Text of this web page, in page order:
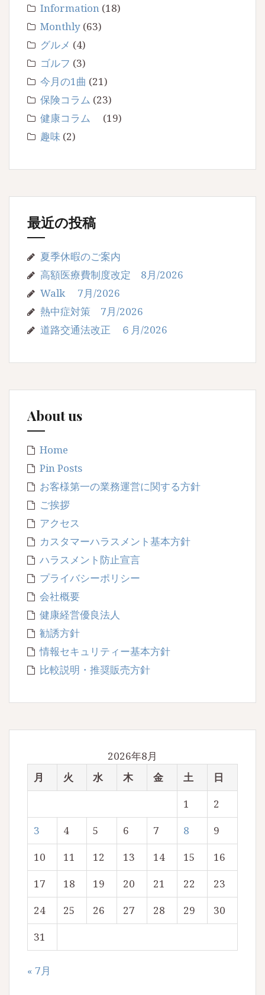
Information (18)
Monthly (63)
グルメ (4)
ゴルフ (3)
今月の1曲 (21)
保険コラム (23)
健康コラム
(19)
趣味 (2)
最近の投稿
夏季休暇のご案内
高額医療費制度改定 8月/2026
Walk 7月/2026
熱中症対策 7月/2026
道路交通法改正 ６月/2026
About us
Home
Pin Posts
お客様第一の業務運営に関する方針
ご挨拶
アクセス
カスタマーハラスメント基本方針
ハラスメント防止宣言
プライバシーポリシー
会社概要
健康経営優良法人
勧誘方針
情報セキュリティー基本方針
比較説明・推奨販売方針
2026年8月
月
火 水 木 金 土
日
1
2
3
4 5 6 7 8
9
10
11 12 13 14 15
16
17
18 19 20 21 22
23
24
25 26 27 28 29
30
31
« 7月